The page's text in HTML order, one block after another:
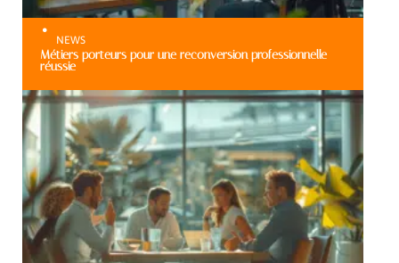
NEWS
Métiers porteurs pour une reconversion professionnelle
réussie